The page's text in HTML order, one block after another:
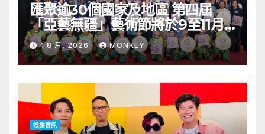
匯聚逾30個國家及地區 第四屆
「亞藝無疆」藝術節將於9至11月
舉行 開幕節目《三角演義》音樂會
演出陣容包括王雙駿夥拍恭碩良 聯
同來自蒙古的Uuhai、韓國的
KARDI和泰國的KIKI震懾舞台
1 8 月, 2026 MONKEY
娛樂資訊